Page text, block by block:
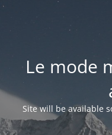
Le mode
Site will be available